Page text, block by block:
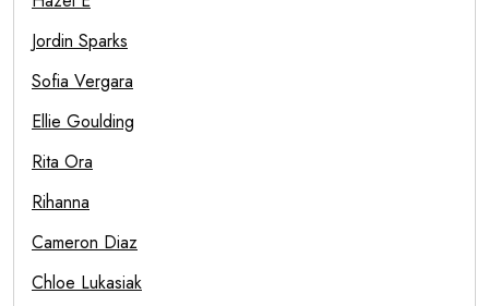
Jordin Sparks
Sofia Vergara
Ellie Goulding
Rita Ora
Rihanna
Cameron Diaz
Chloe Lukasiak